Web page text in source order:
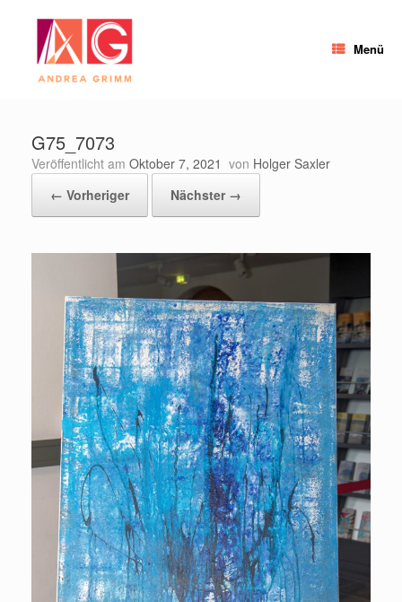
springen
Menü
G75_7073
Veröffentlicht am Oktober 7, 2021 von Holger Saxler
← Vorheriger
Nächster →